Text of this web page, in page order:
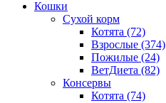
Кошки
Сухой корм
Котята (72)
Взрослые (374)
Пожилые (24)
ВетДиета (82)
Консервы
Котята (74)